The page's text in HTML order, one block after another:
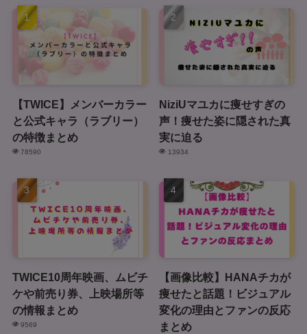
【TWICE】メンバーカラー
と公式キャラ（ラブリー）
の特徴まとめ
78590
NiziUマユカに痩せすぎの
声！痩せた姿に隠された真
実に迫る
13934
TWICE10周年映画、ムビチ
ケや前売り券、上映場所等
の情報まとめ
9569
【画像比較】HANAチカが
痩せたと話題！ビジュアル
変化の理由とファンの反応
まとめ